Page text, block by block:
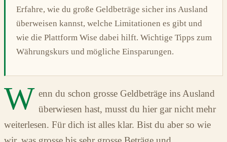
Erfahre, wie du große Geldbeträge sicher ins Ausland
überweisen kannst, welche Limitationen es gibt und
wie die Plattform Wise dabei hilft. Wichtige Tipps zum
Währungskurs und mögliche Einsparungen.
W enn du schon grosse Geldbeträge ins Ausland
überwiesen hast, musst du hier gar nicht mehr
weiterlesen. Für dich ist alles klar. Bist du aber so wie